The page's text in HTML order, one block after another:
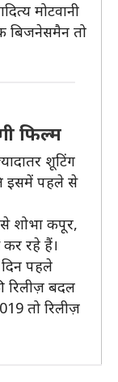
मोटवानी
बिजनेसमैन तो
फिल्म
शूटिंग
इसमें पहले से
शोभा कपूर,
रहे हैं।
पहले
रिलीज़ बदल
तो रिलीज़